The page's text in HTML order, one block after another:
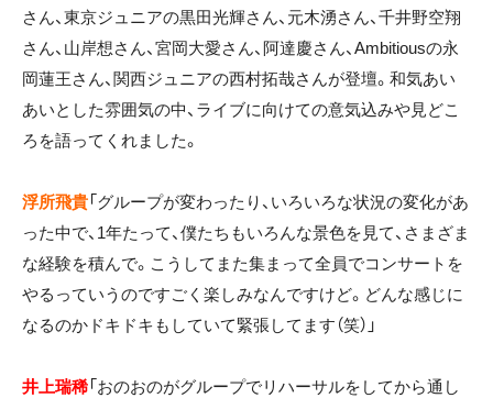
さん、東京ジュニアの黒田光輝さん、元木湧さん、千井野空翔
さん、山岸想さん、宮岡大愛さん、阿達慶さん、Ambitiousの永
岡蓮王さん、関西ジュニアの西村拓哉さんが登壇。和気あい
あいとした雰囲気の中、ライブに向けての意気込みや見どこ
ろを語ってくれました。
浮所飛貴「グループが変わったり、いろいろな状況の変化があ
った中で、1年たって、僕たちもいろんな景色を見て、さまざま
な経験を積んで。こうしてまた集まって全員でコンサートを
やるっていうのですごく楽しみなんですけど。どんな感じに
なるのかドキドキもしていて緊張してます（笑）」
井上瑞稀「おのおのがグループでリハーサルをしてから通し